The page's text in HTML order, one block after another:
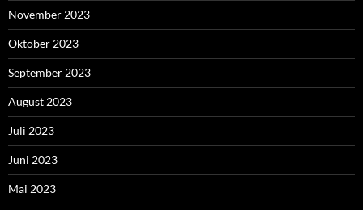
November 2023
Oktober 2023
September 2023
August 2023
Juli 2023
Juni 2023
Mai 2023